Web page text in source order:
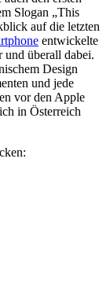
Slogan „This
auf die letzten
entwickelte
und überall dabei.
Design
und jede
vor den Apple
in Österreich